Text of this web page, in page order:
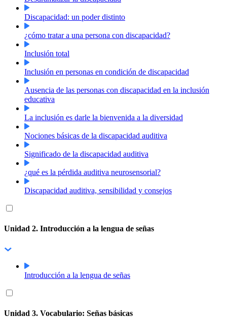
Discapacidad: un poder distinto
¿cómo tratar a una persona con discapacidad?
Inclusión total
Inclusión en personas en condición de discapacidad
Ausencia de las personas con discapacidad en la inclusión
educativa
La inclusión es darle la bienvenida a la diversidad
Nociones básicas de la discapacidad auditiva
Significado de la discapacidad auditiva
¿qué es la pérdida auditiva neurosensorial?
Discapacidad auditiva, sensibilidad y consejos
Unidad 2. Introducción a la lengua de señas
Introducción a la lengua de señas
Unidad 3. Vocabulario: Señas básicas